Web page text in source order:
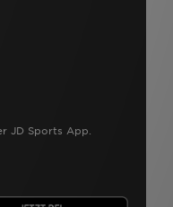
JD Sports App.